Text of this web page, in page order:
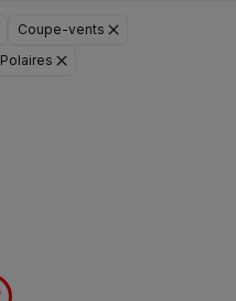
Coupe-vents
Polaires